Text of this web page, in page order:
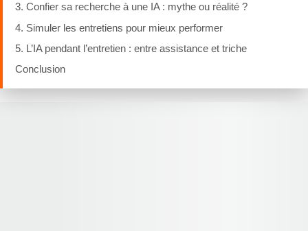
3. Confier sa recherche à une IA : mythe ou réalité ?
4. Simuler les entretiens pour mieux performer
5. L’IA pendant l’entretien : entre assistance et triche
Conclusion